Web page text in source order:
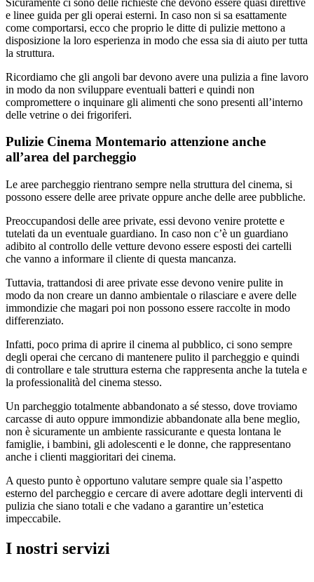
e linee guida per gli operai esterni. In caso non si sa esattamente
come comportarsi, ecco che proprio le ditte di pulizie mettono a
disposizione la loro esperienza in modo che essa sia di aiuto per tutta
la struttura.
Ricordiamo che gli angoli bar devono avere una pulizia a fine lavoro
in modo da non sviluppare eventuali batteri e quindi non
compromettere o inquinare gli alimenti che sono presenti all’interno
delle vetrine o dei frigoriferi.
Pulizie Cinema Montemario attenzione anche
all’area del parcheggio
Le aree parcheggio rientrano sempre nella struttura del cinema, si
possono essere delle aree private oppure anche delle aree pubbliche.
Preoccupandosi delle aree private, essi devono venire protette e
tutelati da un eventuale guardiano. In caso non c’è un guardiano
adibito al controllo delle vetture devono essere esposti dei cartelli
che vanno a informare il cliente di questa mancanza.
Tuttavia, trattandosi di aree private esse devono venire pulite in
modo da non creare un danno ambientale o rilasciare e avere delle
immondizie che magari poi non possono essere raccolte in modo
differenziato.
Infatti, poco prima di aprire il cinema al pubblico, ci sono sempre
degli operai che cercano di mantenere pulito il parcheggio e quindi
di controllare e tale struttura esterna che rappresenta anche la tutela e
la professionalità del cinema stesso.
Un parcheggio totalmente abbandonato a sé stesso, dove troviamo
carcasse di auto oppure immondizie abbandonate alla bene meglio,
non è sicuramente un ambiente rassicurante e questa lontana le
famiglie, i bambini, gli adolescenti e le donne, che rappresentano
anche i clienti maggioritari dei cinema.
A questo punto è opportuno valutare sempre quale sia l’aspetto
esterno del parcheggio e cercare di avere adottare degli interventi di
pulizia che siano totali e che vadano a garantire un’estetica
impeccabile.
I nostri servizi